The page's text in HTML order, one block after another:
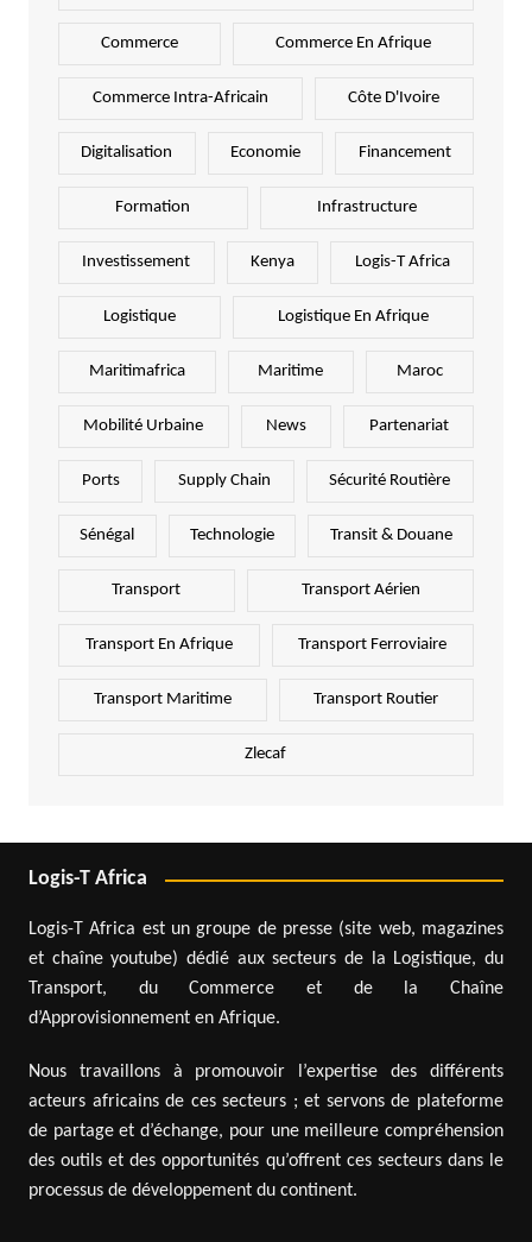
Commerce Commerce En Afrique
Commerce Intra-Africain Côte D'Ivoire
Digitalisation Economie Financement
Formation Infrastructure
Investissement Kenya Logis-T Africa
Logistique Logistique En Afrique
Maritimafrica Maritime Maroc
Mobilité Urbaine News Partenariat
Ports Supply Chain Sécurité Routière
Sénégal Technologie Transit & Douane
Transport Transport Aérien
Transport En Afrique Transport Ferroviaire
Transport Maritime Transport Routier
Zlecaf
Logis-T Africa
Logis-T Africa est un groupe de presse (site web, magazines
et chaîne youtube) dédié aux secteurs de la Logistique, du
Transport, du Commerce et de la Chaîne
d’Approvisionnement en Afrique.
Nous travaillons à promouvoir l’expertise des différents
acteurs africains de ces secteurs ; et servons de plateforme
de partage et d’échange, pour une meilleure compréhension
des outils et des opportunités qu’offrent ces secteurs dans le
processus de développement du continent.